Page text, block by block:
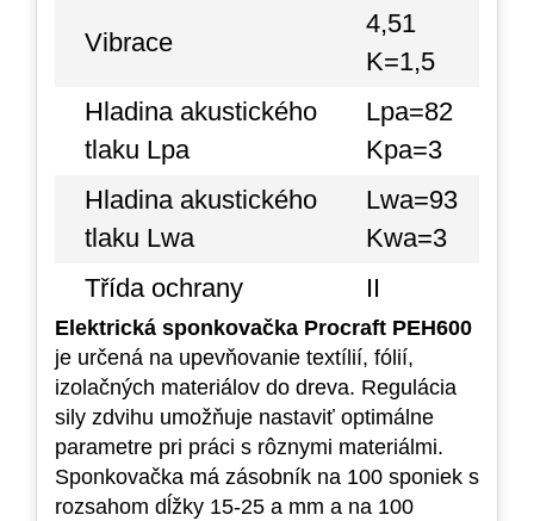
Vibrace
4,51
K=1,5
Hladina akustického
tlaku Lpa
Lpa=82
Kpa=3
Hladina akustického
tlaku Lwa
Lwa=93
Kwa=3
Třída ochrany
II
Elektrická sponkovačka Procraft PEH600
je určená na upevňovanie textílií, fólií,
izolačných materiálov do dreva. Regulácia
sily zdvihu umožňuje nastaviť optimálne
parametre pri práci s rôznymi materiálmi.
Sponkovačka má zásobník na 100 sponiek s
rozsahom dĺžky 15-25 a mm a na 100